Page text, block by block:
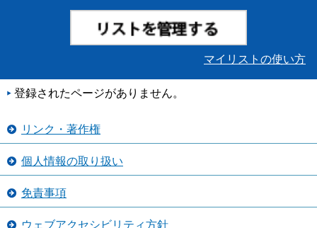
マイリストの使い方
登録されたページがありません。
リンク・著作権
個人情報の取り扱い
免責事項
ウェブアクセシビリティ方針